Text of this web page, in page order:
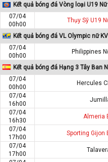
Kết quả bóng đá Vòng loại U19
07/04
00h00
Thụy Sỹ U19
Kết quả bóng đá VL Olympic nữ
07/04
00h00
Philippines
Kết quả bóng đá Hạng 3 Tây Ban
07/04
00h00
Hercules
07/04
16h00
07/04
16h30
Almeria
07/04
17h00
Sporting Gijon
07/04
17h00